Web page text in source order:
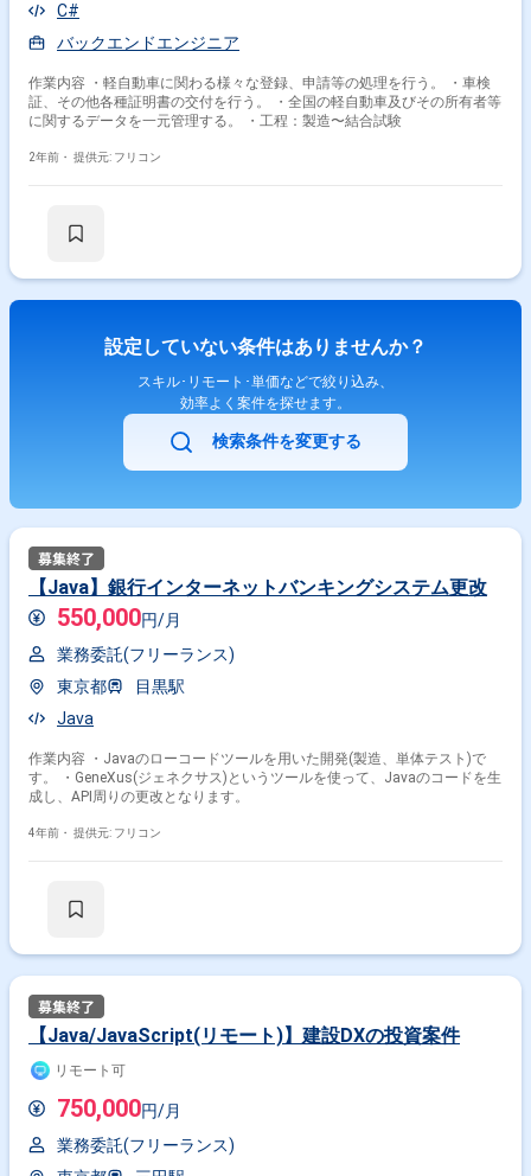
C#
バックエンドエンジニア
作業内容 ・軽自動車に関わる様々な登録、申請等の処理を行う。 ・車検
証、その他各種証明書の交付を行う。 ・全国の軽自動車及びその所有者等
に関するデータを一元管理する。 ・工程：製造〜結合試験
2年前・ 提供元: フリコン
設定していない条件はありませんか？
スキル･リモート･単価などで絞り込み、
効率よく案件を探せます。
検索条件を変更する
【Java】銀行インターネットバンキングシステム更改
550,000円/月
業務委託(フリーランス)
東京都
目黒駅
Java
作業内容 ・Javaのローコードツールを用いた開発(製造、単体テスト)で
す。 ・GeneXus(ジェネクサス)というツールを使って、Javaのコードを生
成し、API周りの更改となります。
4年前・ 提供元: フリコン
【Java/JavaScript(リモート)】建設DXの投資案件
リモート可
750,000円/月
業務委託(フリーランス)